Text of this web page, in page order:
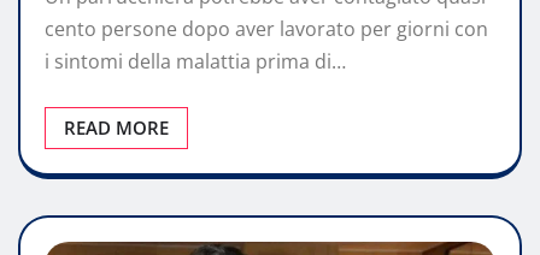
cento persone dopo aver lavorato per giorni con
i sintomi della malattia prima di…
READ MORE